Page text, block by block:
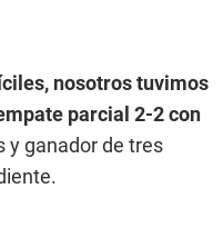
nosotros tuvimos
parcial 2-2 con
y ganador de tres